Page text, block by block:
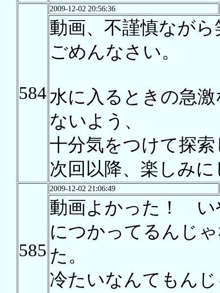
584
2009-12-02 20:56:36
動画、不謹慎なが
ごめんなさい。
水に入るときの急
ないよう、
十分気をつけて探
次回以降、楽しみ
585
2009-12-02 21:06:49
動画よかった！ い
につかってるんじ
た。
冷たいなんてもん